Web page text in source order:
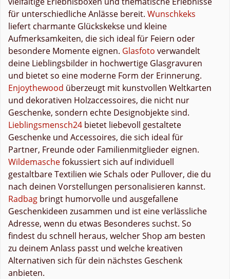
für unterschiedliche Anlässe bereit. Wunschkeks
liefert charmante Glückskekse und kleine
Aufmerksamkeiten, die sich ideal für Feiern oder
besondere Momente eignen. Glasfoto verwandelt
deine Lieblingsbilder in hochwertige Glasgravuren
und bietet so eine moderne Form der Erinnerung.
Enjoythewood überzeugt mit kunstvollen Weltkarten
und dekorativen Holzaccessoires, die nicht nur
Geschenke, sondern echte Designobjekte sind.
Lieblingsmensch24 bietet liebevoll gestaltete
Geschenke und Accessoires, die sich ideal für
Partner, Freunde oder Familienmitglieder eignen.
Wildemaschefokussiert sich auf individuell
gestaltbare Textilien wie Schals oder Pullover, die du
nach deinen Vorstellungen personalisieren kannst.
Radbag bringt humorvolle und ausgefallene
Geschenkideen zusammen und ist eine verlässliche
Adresse, wenn du etwas Besonderes suchst. So
findest du schnell heraus, welcher Shop am besten
zu deinem Anlass passt und welche kreativen
Alternativen sich für dein nächstes Geschenk
anbieten.